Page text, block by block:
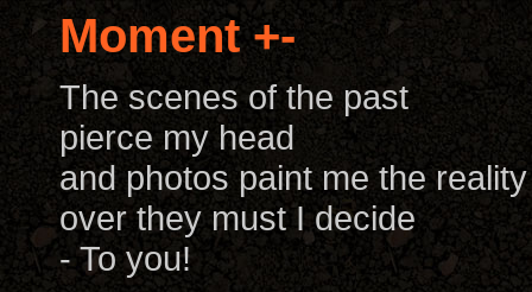
Moment +-
The scenes of the past
pierce my head
and photos paint me the reality
over they must I decide
- To you!